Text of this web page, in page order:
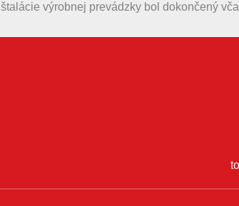
výrobnej prevádzky bol dokončený